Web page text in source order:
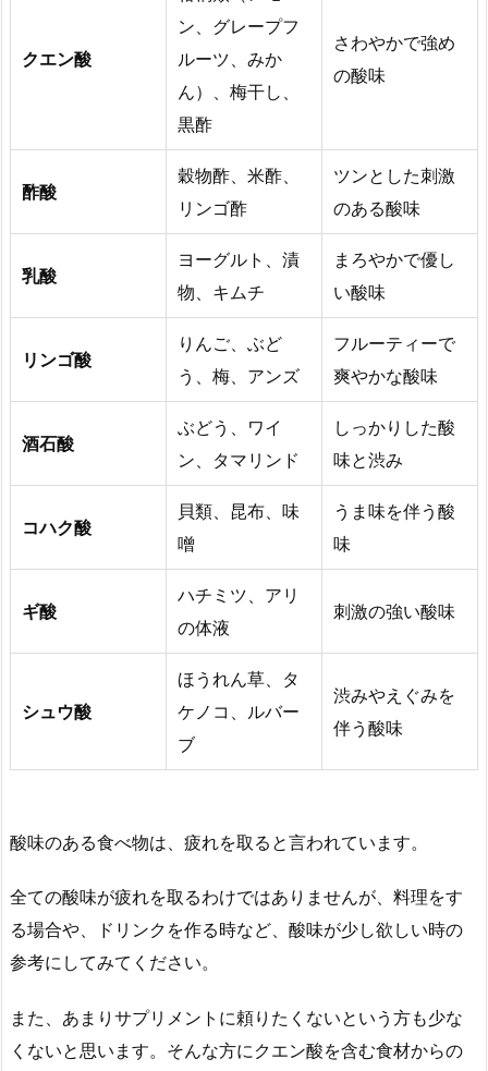
クエン酸
ン、グレープフ
ルーツ、みか
ん）、梅干し、
黒酢
さわやかで強め
の酸味
酢酸
穀物酢、米酢、
リンゴ酢
ツンとした刺激
のある酸味
乳酸
ヨーグルト、漬
物、キムチ
まろやかで優し
い酸味
リンゴ酸
りんご、ぶど
う、梅、アンズ
フルーティーで
爽やかな酸味
酒石酸
ぶどう、ワイ
ン、タマリンド
しっかりした酸
味と渋み
コハク酸
貝類、昆布、味
噌
うま味を伴う酸
味
ギ酸
ハチミツ、アリ
の体液
刺激の強い酸味
シュウ酸
ほうれん草、タ
ケノコ、ルバー
ブ
渋みやえぐみを
伴う酸味
酸味のある食べ物は、疲れを取ると言われています。
全ての酸味が疲れを取るわけではありませんが、料理をす
る場合や、ドリンクを作る時など、酸味が少し欲しい時の
参考にしてみてください。
また、あまりサプリメントに頼りたくないという方も少な
くないと思います。そんな方にクエン酸を含む食材からの